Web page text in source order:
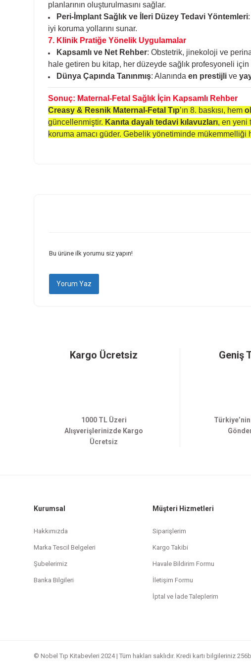
planlarının oluşturulmasını sağlar.
Peri-İmplant Sağlık ve İleri Düzey Tedavi Yöntemleri
iyi koruma yollarını sunar.
7. Klinik Pratiğe Yönelik Uygulamalar
Kapsamlı ve Net Rehber: Obstetrik, jinekoloji ve
hale getiren bu kitap, her düzeyde sağlık profesyoneli
Dünya Çapında Tanınmış: Alanında en prestijli ve
Sonuç: Maternal-Fetal Sağlık İçin Kapsamlı Rehber
Creasy & Resnik Maternal-Fetal Tıp’ın 8. baskısı, hem
güncellenmiştir. Kanıta dayalı tedavi kılavuzları, en yeni
koruma amacı güder. Gebelik yönetiminde
Bu ürüne benzer farklı alternatifler olmalı.
Bu ürüne ilk yorumu siz yapın!
Yorum Yaz
Kargo Ücretsiz
1000 TL Üzeri
Alışverişlerinizde Kargo
Ücretsiz
Geniş
Kurumsal
Hakkımızda
Marka Tescil Belgeleri
Şubelerimiz
Banka Bilgileri
Müşteri Hizmetleri
Siparişlerim
Kargo Takibi
Havale Bildirim Formu
İletişim Formu
İptal ve İade Taleplerim
© Nobel Tıp Kitabevleri 2024 | Tüm hakları saklıdır. Kredi kartı bilgileriniz